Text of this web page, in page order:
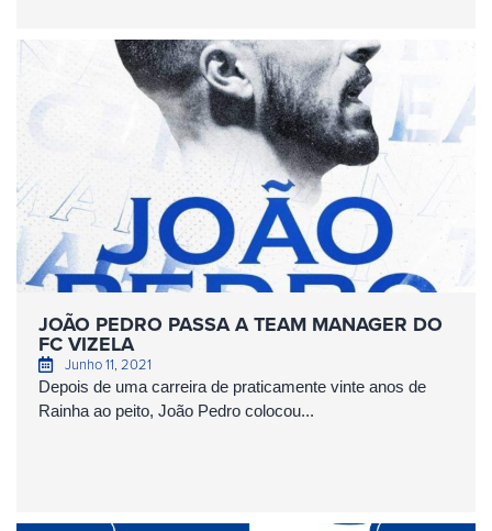
JOÃO PEDRO PASSA A TEAM MANAGER DO
FC VIZELA
Junho 11, 2021
Depois de uma carreira de praticamente vinte anos de
Rainha ao peito, João Pedro colocou...